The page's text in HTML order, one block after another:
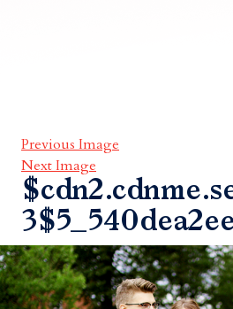
Previous Image
Next Image